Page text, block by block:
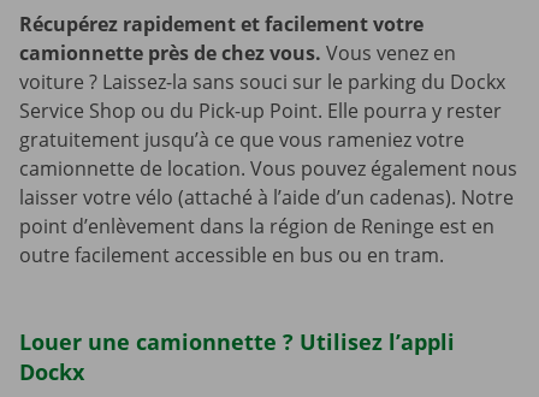
Récupérez rapidement et facilement votre
camionnette près de chez vous. Vous venez en
voiture ? Laissez-la sans souci sur le parking du Dockx
Service Shop ou du Pick-up Point. Elle pourra y rester
gratuitement jusqu’à ce que vous rameniez votre
camionnette de location. Vous pouvez également nous
laisser votre vélo (attaché à l’aide d’un cadenas). Notre
point d’enlèvement dans la région de Reninge est en
outre facilement accessible en bus ou en tram.
Louer une camionnette ? Utilisez l’appli
Dockx